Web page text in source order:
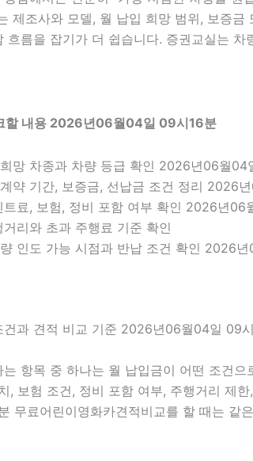
제조사와 모델, 월 납입 희망 범위, 보증
흐름을 잡기가 더 쉽습니다. 증권교실는
할 내용 2026년06월04일 09시16분
망 차종과 차량 등급 확인 2026년06월04
약 기간, 보증금, 선납금 조건 정리 2026
트료, 보험, 정비 포함 여부 확인 2026년06
거리와 초과 주행료 기준 확인
인도 가능 시점과 반납 조건 확인 2026
건과 견적 비교 기준 2026년06월04일 09
는 항목 중 하나는 월 납입금이 어떤 조건
, 보험 조건, 정비 포함 여부, 주행거리 제
무료어린이영화카견적비교를 할 때는